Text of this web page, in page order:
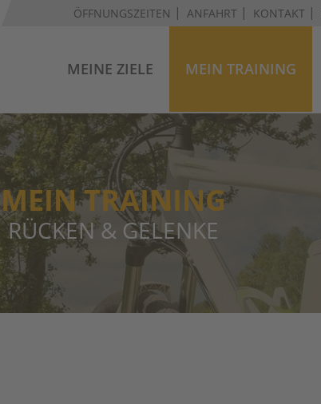
ÖFFNUNGSZEITEN ANFAHRT KONTAKT
MEINE ZIELE MEIN TRAINING
MEIN TRAINING
RÜCKEN & GELENKE